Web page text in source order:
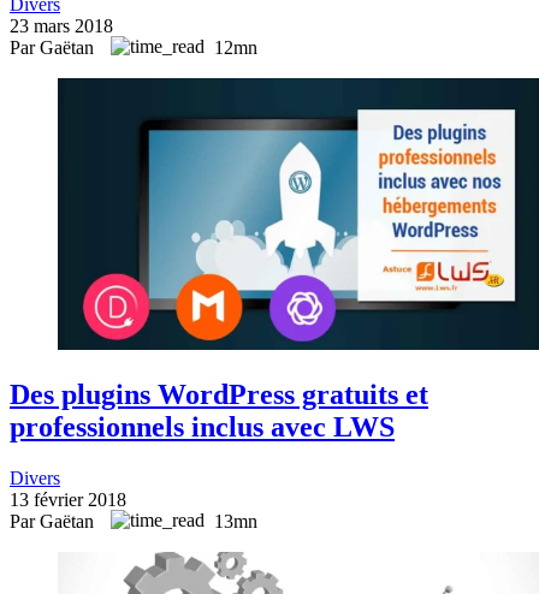
Divers
23 mars 2018
Par Gaëtan
12mn
Des plugins WordPress gratuits et
professionnels inclus avec LWS
Divers
13 février 2018
Par Gaëtan
13mn